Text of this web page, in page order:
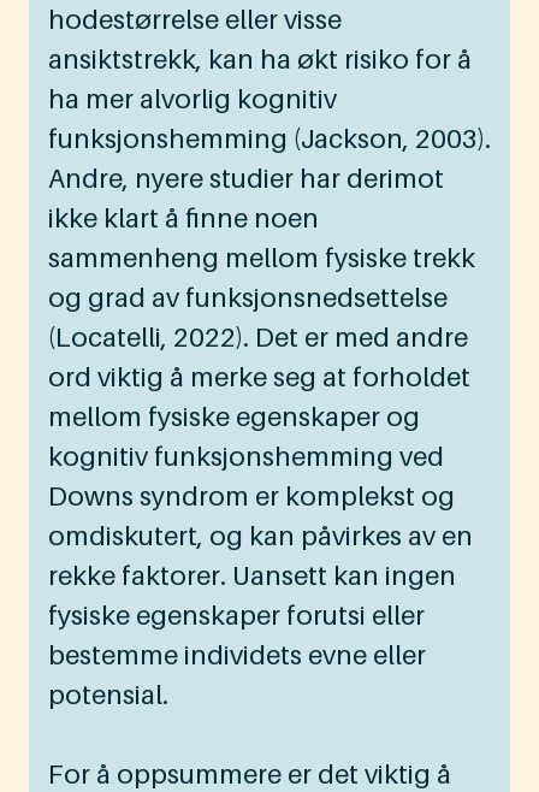
hodestørrelse eller visse
ansiktstrekk, kan ha økt risiko for å
ha mer alvorlig kognitiv
funksjonshemming (Jackson, 2003).
Andre, nyere studier har derimot
ikke klart å finne noen
sammenheng mellom fysiske trekk
og grad av funksjonsnedsettelse
(Locatelli, 2022). Det er med andre
ord viktig å merke seg at forholdet
mellom fysiske egenskaper og
kognitiv funksjonshemming ved
Downs syndrom er komplekst og
omdiskutert, og kan påvirkes av en
rekke faktorer. Uansett kan ingen
fysiske egenskaper forutsi eller
bestemme individets evne eller
potensial.
For å oppsummere er det viktig å